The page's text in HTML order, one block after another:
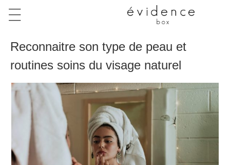
Reconnaitre son type de peau et
routines soins du visage naturel